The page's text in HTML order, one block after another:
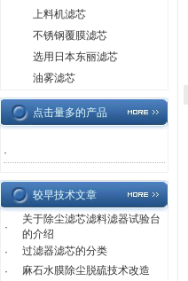
上料机滤芯
不锈钢覆膜滤芯
选用日本东丽滤芯
油雾滤芯
点击量多的产品
·
较早技术文章
·
关于除尘滤芯滤料滤器试验台
的介绍
·
过滤器滤芯的分类
·
麻石水膜除尘脱硫技术改造